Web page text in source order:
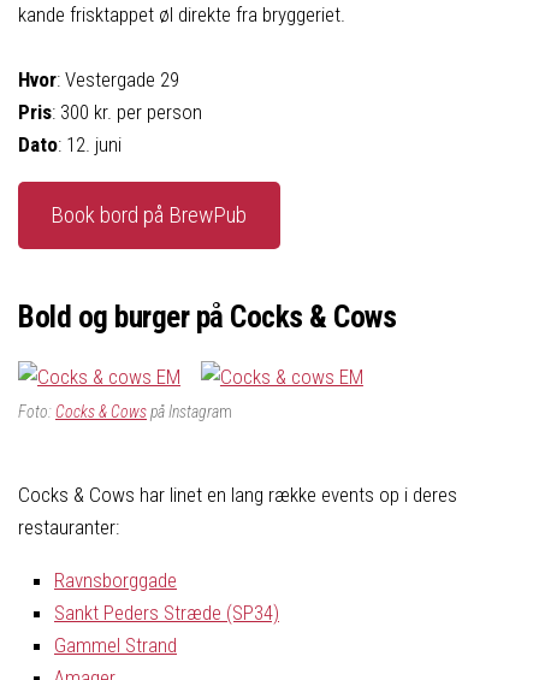
kande frisktappet øl direkte fra bryggeriet.
Hvor: Vestergade 29
Pris: 300 kr. per person
Dato: 12. juni
Book bord på BrewPub
Bold og burger på Cocks & Cows
Foto:Cocks & Cowspå Instagram
Cocks & Cows har linet en lang række events op i deres
restauranter:
Ravnsborggade
Sankt Peders Stræde (SP34)
Gammel Strand